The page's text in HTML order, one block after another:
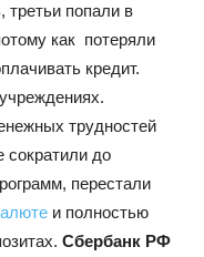
третьи попали в
как потеряли
кредит.
трудностей
сократили до
перестали
и полностью
Сбербанк РФ